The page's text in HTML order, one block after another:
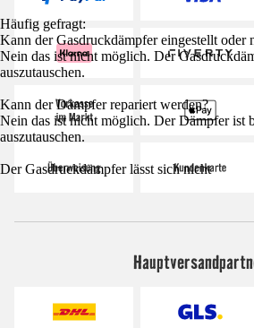
Häufig gefragt:
Kann der Gasdruckdämpfer eingestellt oder
Nein das ist nicht möglich. Der
auszutauschen.
Kann der Dämpfer repariert werden?
Nein das ist nicht möglich. Der Dämpfer ist
auszutauschen.
Der Gasdruckdämpfer lässt sich nicht